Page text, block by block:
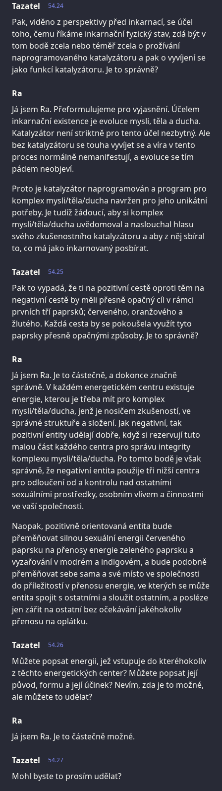
54.24
Tazatel
Pak, viděno z perspektivy před inkarnací, se účel
toho, čemu říkáme inkarnační fyzický stav, zdá být v
tom bodě zcela nebo téměř zcela o prožívání
naprogramovaného katalyzátoru a pak o vyvíjení se
jako funkcí katalyzátoru. Je to správně?
Ra
Já jsem Ra. Přeformulujeme pro vyjasnění. Účelem
inkarnační existence je evoluce mysli, těla a ducha.
Katalyzátor není striktně pro tento účel nezbytný. Ale
bez katalyzátoru se touha vyvíjet se a víra v tento
proces normálně nemanifestují, a evoluce se tím
pádem neobjeví.
Proto je katalyzátor naprogramován a program pro
komplex mysli/těla/ducha navržen pro jeho unikátní
potřeby. Je tudíž žádoucí, aby si komplex
mysli/těla/ducha uvědomoval a naslouchal hlasu
svého zkušenostního katalyzátoru a aby z něj sbíral
to, co má jako inkarnovaný posbírat.
54.25
Tazatel
Pak to vypadá, že ti na pozitivní cestě oproti těm na
negativní cestě by měli přesně opačný cíl v rámci
prvních tří paprsků; červeného, oranžového a
žlutého. Každá cesta by se pokoušela využít tyto
paprsky přesně opačnými způsoby. Je to správně?
Ra
Já jsem Ra. Je to částečně, a dokonce značně
správně. V každém energetickém centru existuje
energie, kterou je třeba mít pro komplex
mysli/těla/ducha, jenž je nosičem zkušeností, ve
správné struktuře a složení. Jak negativní, tak
pozitivní entity udělají dobře, když si rezervují tuto
malou část každého centra pro správu integrity
komplexu mysli/těla/ducha. Po tomto bodě je však
správně, že negativní entita použije tři nižší centra
pro odloučení od a kontrolu nad ostatními
sexuálními prostředky, osobním vlivem a činnostmi
ve vaší společnosti.
Naopak, pozitivně orientovaná entita bude
přeměňovat silnou sexuální energii červeného
paprsku na přenosy energie zeleného paprsku a
vyzařování v modrém a indigovém, a bude podobně
přeměňovat sebe sama a své místo ve společnosti
do příležitostí v přenosu energie, ve kterých se může
entita spojit s ostatními a sloužit ostatním, a posléze
jen zářit na ostatní bez očekávání jakéhokoliv
přenosu na oplátku.
54.26
Tazatel
Můžete popsat energii, jež vstupuje do kteréhokoliv
z těchto energetických center? Můžete popsat její
původ, formu a její účinek? Nevím, zda je to možné,
ale můžete to udělat?
Ra
Já jsem Ra. Je to částečně možné.
54.27
Tazatel
Mohl byste to prosím udělat?